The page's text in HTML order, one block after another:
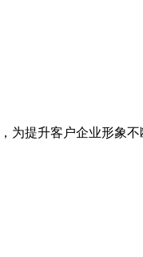
为提升客户企业形象